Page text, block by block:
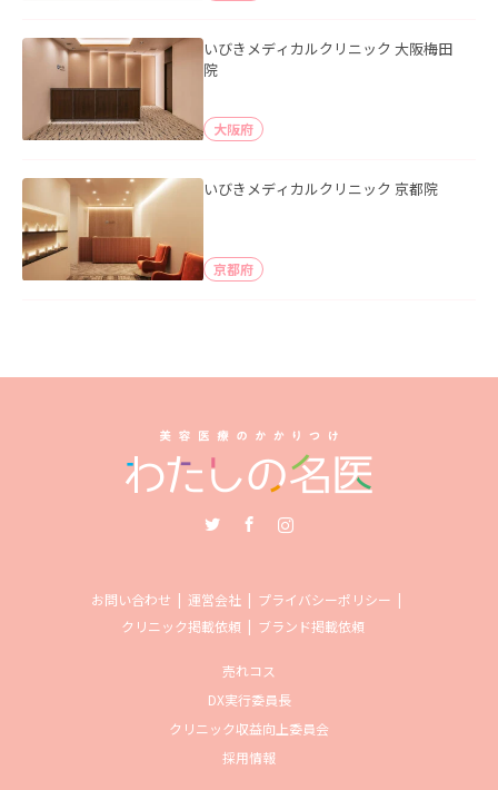
いびきメディカルクリニック 大阪梅田
院
大阪府
いびきメディカルクリニック 京都院
京都府
お問い合わせ 運営会社
プライバシーポリシー
クリニック掲載依頼
ブランド掲載依頼
売れコス
DX実行委員長
クリニック収益向上委員会
採用情報